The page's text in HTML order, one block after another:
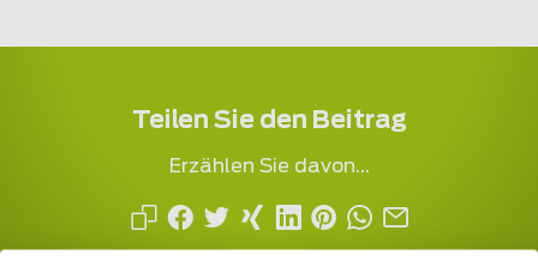
Teilen Sie den Beitrag
Erzählen Sie davon...